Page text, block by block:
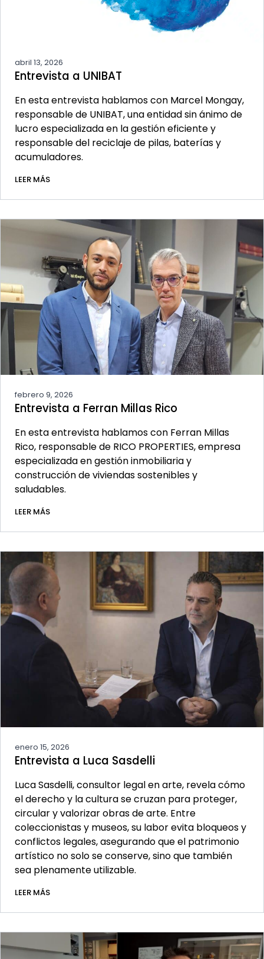
abril 13, 2026
Entrevista a UNIBAT
En esta entrevista hablamos con Marcel Mongay,
responsable de UNIBAT, una entidad sin ánimo de
lucro especializada en la gestión eficiente y
responsable del reciclaje de pilas, baterías y
acumuladores.
LEER MÁS
febrero 9, 2026
Entrevista a Ferran Millas Rico
En esta entrevista hablamos con Ferran Millas
Rico, responsable de RICO PROPERTIES, empresa
especializada en gestión inmobiliaria y
construcción de viviendas sostenibles y
saludables.
LEER MÁS
enero 15, 2026
Entrevista a Luca Sasdelli
Luca Sasdelli, consultor legal en arte, revela cómo
el derecho y la cultura se cruzan para proteger,
circular y valorizar obras de arte. Entre
coleccionistas y museos, su labor evita bloqueos y
conflictos legales, asegurando que el patrimonio
artístico no solo se conserve, sino que también
sea plenamente utilizable.
LEER MÁS